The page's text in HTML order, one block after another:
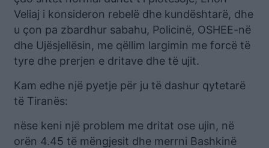
Veliaj i konsideron rebelë dhe kundështarë, dhe
u çon pa zbardhur sabahu, Policinë, OSHEE-në
dhe Ujësjellësin, me qëllim largimin me forcë të
tyre dhe prerjen e dritave dhe të ujit.
Kam edhe një pyetje për ju të dashur qytetarë
të Tiranës:
nëse keni një problem me dritat ose ujin, në
orën 4.45 të mëngjesit dhe merrni Bashkinë